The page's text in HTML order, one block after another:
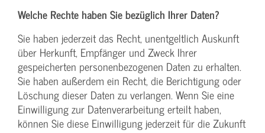
Welche Rechte haben Sie bezüglich Ihrer Daten?
Sie haben jederzeit das Recht, unentgeltlich Auskunft
über Herkunft, Empfänger und Zweck Ihrer
gespeicherten personenbezogenen Daten zu erhalten.
Sie haben außerdem ein Recht, die Berichtigung oder
Löschung dieser Daten zu verlangen. Wenn Sie eine
Einwilligung zur Datenverarbeitung erteilt haben,
können Sie diese Einwilligung jederzeit für die Zukunft